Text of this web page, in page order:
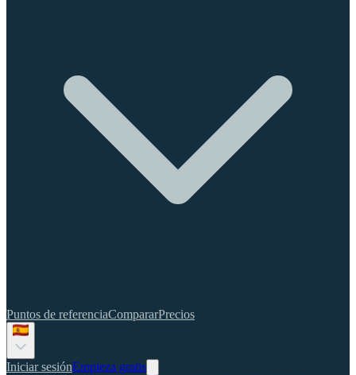
Puntos de referenciaCompararPrecios
Iniciar sesiónEmpieza gratis